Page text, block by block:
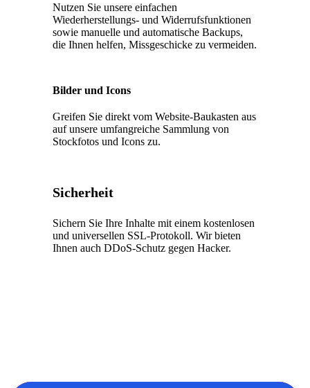
Nutzen Sie unsere einfachen
Wiederherstellungs- und Widerrufsfunktionen
sowie manuelle und automatische Backups,
die Ihnen helfen, Missgeschicke zu vermeiden.
Bilder und Icons
Greifen Sie direkt vom Website-Baukasten aus
auf unsere umfangreiche Sammlung von
Stockfotos und Icons zu.
Sicherheit
Sichern Sie Ihre Inhalte mit einem kostenlosen
und universellen SSL-Protokoll. Wir bieten
Ihnen auch DDoS-Schutz gegen Hacker.